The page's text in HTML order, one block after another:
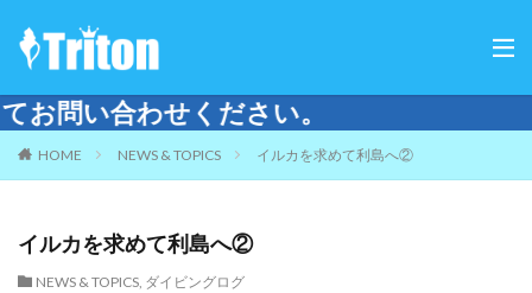
HOME NEWS & TOPICS イルカを求めて利島へ②
イルカを求めて利島へ②
NEWS & TOPICS, ダイビングログ